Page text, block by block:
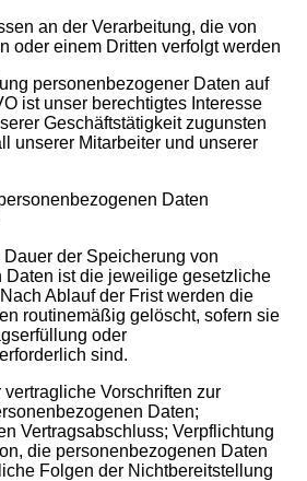
an der Verarbeitung, die von
oder einem Dritten verfolgt werden
personenbezogener Daten auf
ist unser berechtigtes Interesse
Geschäftstätigkeit zugunsten
unserer Mitarbeiter und unserer
Daten
der Speicherung von
Daten ist die jeweilige gesetzliche
Ablauf der Frist werden die
routinemäßig gelöscht, sofern sie
oder
sind.
Vorschriften zur
Daten;
Vertragsabschluss; Verpflichtung
die personenbezogenen Daten
Folgen der Nichtbereitstellung